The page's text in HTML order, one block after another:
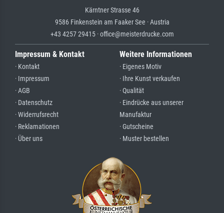
Kärntner Strasse 46
9586 Finkenstein am Faaker See · Austria
+43 4257 29415 · office@meisterdrucke.com
Impressum & Kontakt
· Kontakt
· Impressum
· AGB
· Datenschutz
· Widerrufsrecht
· Reklamationen
· Über uns
Weitere Informationen
· Eigenes Motiv
· Ihre Kunst verkaufen
· Qualität
· Eindrücke aus unserer
Manufaktur
· Gutscheine
· Muster bestellen